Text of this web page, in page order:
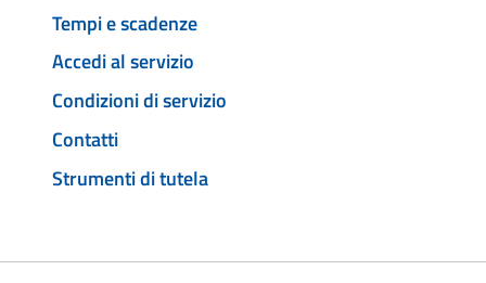
Tempi e scadenze
Accedi al servizio
Condizioni di servizio
Contatti
Strumenti di tutela